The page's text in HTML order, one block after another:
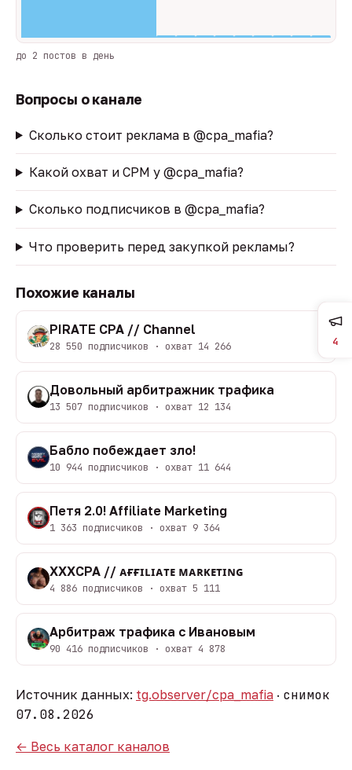
до 2 постов в день
Вопросы о канале
Сколько стоит реклама в @cpa_mafia?
Какой охват и CPM у @cpa_mafia?
Сколько подписчиков в @cpa_mafia?
Что проверить перед закупкой рекламы?
Похожие каналы
PIRATE CPA // Channel
28 550 подписчиков · охват 14 266
Довольный арбитражник трафика
13 507 подписчиков · охват 12 134
Бабло побеждает зло!
10 944 подписчиков · охват 11 644
Петя 2.0! Affiliate Marketing
1 363 подписчиков · охват 9 364
XXXCPA // ᴀғғɪʟɪᴀᴛᴇ ᴍᴀʀᴋᴇᴛɪɴɢ
4 886 подписчиков · охват 5 111
Арбитраж трафика с Ивановым
90 416 подписчиков · охват 4 878
Источник данных: tg.observer/cpa_mafia · снимок
07.08.2026
← Весь каталог каналов
4